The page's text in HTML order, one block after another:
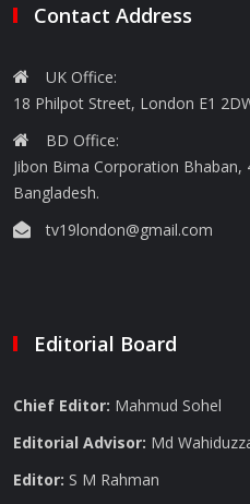
Contact Address
UK Office:
18 Philpot Street, London E1
BD Office:
Jibon Bima Corporation Bhaban,
Bangladesh.
tv19london@gmail.com
Editorial Board
Chief Editor: Mahmud Sohel
Editorial Advisor: Md
Editor: S M Rahman